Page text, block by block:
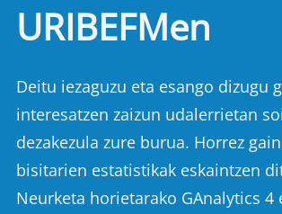
URIBEFMen
Deitu iezaguzu eta esango dizugu
interesatzen zaizun udalerrietan
dezakezula zure burua. Horrez
bisitarien estatistikak eskaintzen
Neurketa horietarako GAnalytics 4